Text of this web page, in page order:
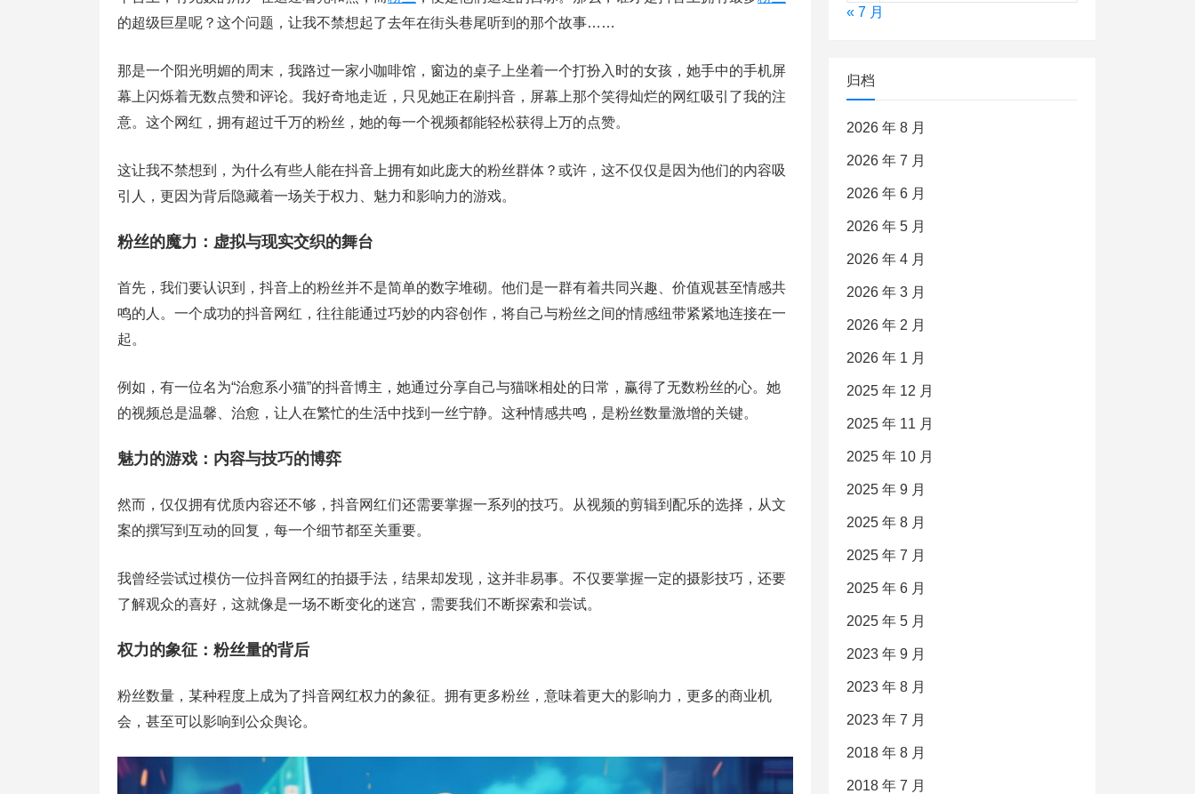
的超级巨星呢？这个问题，让我不禁想起了去年在街头巷尾听到的那个故事……
那是一个阳光明媚的周末，我路过一家小咖啡馆，窗边的桌子上坐着一个打扮入时的女孩，她手中的手机屏
幕上闪烁着无数点赞和评论。我好奇地走近，只见她正在刷抖音，屏幕上那个笑得灿烂的网红吸引了我的注
意。这个网红，拥有超过千万的粉丝，她的每一个视频都能轻松获得上万的点赞。
这让我不禁想到，为什么有些人能在抖音上拥有如此庞大的粉丝群体？或许，这不仅仅是因为他们的内容吸
引人，更因为背后隐藏着一场关于权力、魅力和影响力的游戏。
粉丝的魔力：虚拟与现实交织的舞台
首先，我们要认识到，抖音上的粉丝并不是简单的数字堆砌。他们是一群有着共同兴趣、价值观甚至情感共
鸣的人。一个成功的抖音网红，往往能通过巧妙的内容创作，将自己与粉丝之间的情感纽带紧紧地连接在一
起。
例如，有一位名为“治愈系小猫”的抖音博主，她通过分享自己与猫咪相处的日常，赢得了无数粉丝的心。她
的视频总是温馨、治愈，让人在繁忙的生活中找到一丝宁静。这种情感共鸣，是粉丝数量激增的关键。
魅力的游戏：内容与技巧的博弈
然而，仅仅拥有优质内容还不够，抖音网红们还需要掌握一系列的技巧。从视频的剪辑到配乐的选择，从文
案的撰写到互动的回复，每一个细节都至关重要。
我曾经尝试过模仿一位抖音网红的拍摄手法，结果却发现，这并非易事。不仅要掌握一定的摄影技巧，还要
了解观众的喜好，这就像是一场不断变化的迷宫，需要我们不断探索和尝试。
权力的象征：粉丝量的背后
粉丝数量，某种程度上成为了抖音网红权力的象征。拥有更多粉丝，意味着更大的影响力，更多的商业机
会，甚至可以影响到公众舆论。
« 7 月
归档
2026 年 8 月
2026 年 7 月
2026 年 6 月
2026 年 5 月
2026 年 4 月
2026 年 3 月
2026 年 2 月
2026 年 1 月
2025 年 12 月
2025 年 11 月
2025 年 10 月
2025 年 9 月
2025 年 8 月
2025 年 7 月
2025 年 6 月
2025 年 5 月
2023 年 9 月
2023 年 8 月
2023 年 7 月
2018 年 8 月
2018 年 7 月